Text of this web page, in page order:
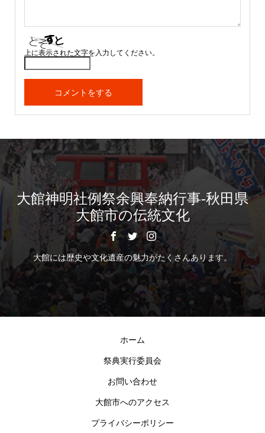
上に表示された文字を入力してください。
大館神明社例祭余興奉納行事-秋田県
大館市の伝統文化
大館には歴史や文化遺産の魅力がたくさんあります。
ホーム
祭典実行委員会
お問い合わせ
大館市へのアクセス
プライバシーポリシー